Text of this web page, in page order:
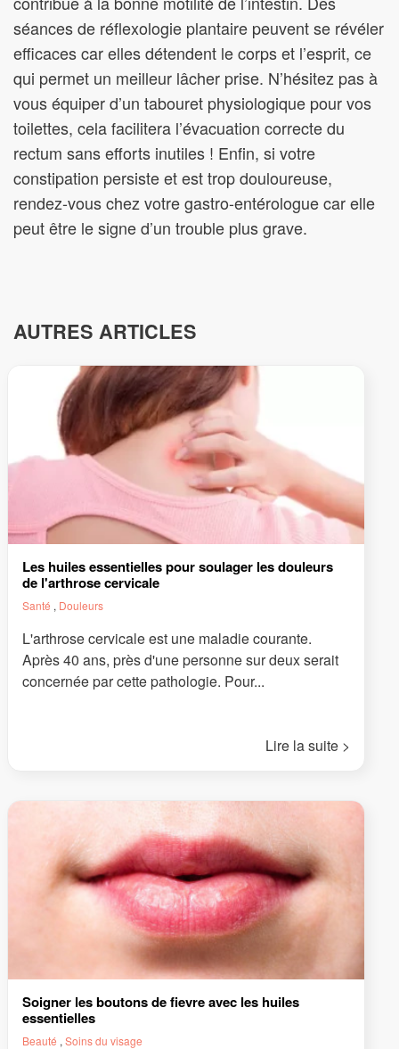
séances de réflexologie plantaire peuvent se révéler
efficaces car elles détendent le corps et l’esprit, ce
qui permet un meilleur lâcher prise. N’hésitez pas à
vous équiper d’un tabouret physiologique pour vos
toilettes, cela facilitera l’évacuation correcte du
rectum sans efforts inutiles ! Enfin, si votre
constipation persiste et est trop douloureuse,
rendez-vous chez votre gastro-entérologue car elle
peut être le signe d’un trouble plus grave.
AUTRES ARTICLES
Les huiles essentielles pour soulager les douleurs
de l'arthrose cervicale
Santé , Douleurs
L'arthrose cervicale est une maladie courante.
Après 40 ans, près d'une personne sur deux serait
concernée par cette pathologie. Pour...
Lire la suite >
Soigner les boutons de fievre avec les huiles
essentielles
Beauté , Soins du visage